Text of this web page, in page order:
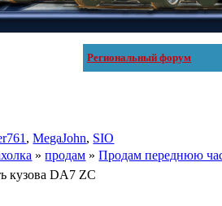
Региональный форум
,MegaJohn, SIO
» продам » Продам переднюю
кузова DA7 ZC